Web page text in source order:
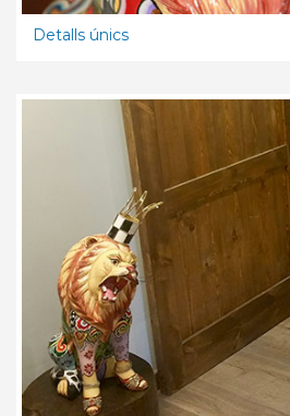
Detalls únics